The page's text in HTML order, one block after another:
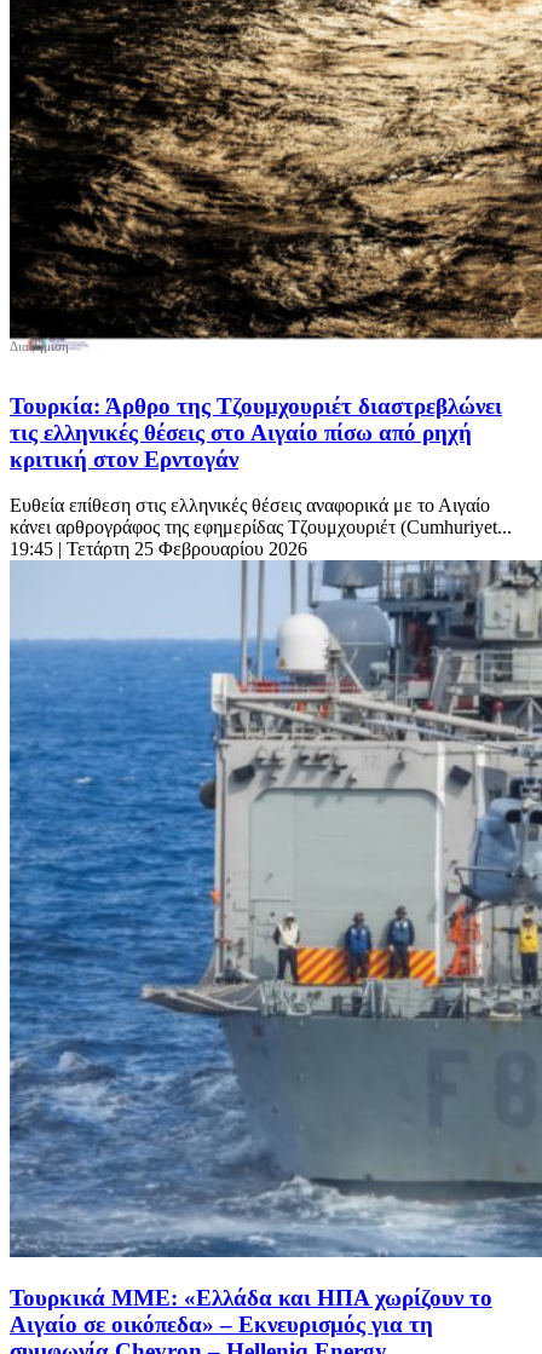
Τουρκία: Άρθρο της Τζουμχουριέτ διαστρεβλώνει
τις ελληνικές θέσεις στο Αιγαίο πίσω από ρηχή
κριτική στον Ερντογάν
Ευθεία επίθεση στις ελληνικές θέσεις αναφορικά με το Αιγαίο
κάνει αρθρογράφος της εφημερίδας Τζουμχουριέτ (Cumhuriyet...
19:45 | Τετάρτη 25 Φεβρουαρίου 2026
Τουρκικά ΜΜΕ: «Ελλάδα και ΗΠΑ χωρίζουν το
Αιγαίο σε οικόπεδα» – Εκνευρισμός για τη